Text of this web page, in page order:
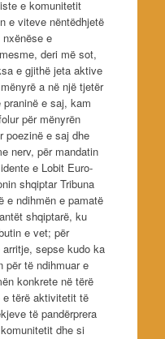
e komunitetit
e viteve nëntëdhjetë
e
deri më sot,
e gjithë jeta aktive
a në një tjetër
e saj, kam
për mënyrën
poezinë e saj dhe
nerv, për mandatin
e Lobit Euro-
shqiptar Tribuna
e ndihmën e pamatë
shqiptarë, ku
e vet; për
sepse kudo ka
për të ndihmuar e
konkrete në tërë
tërë aktivitetit të
të pandërprera
dhe si